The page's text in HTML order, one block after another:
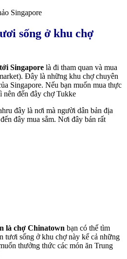
Singapore
sống ở khu chợ
Singapore là đi tham quan và mua
Đây là những khu chợ chuyên
Singapore. Nếu bạn muốn mua thực
nên đến đây chợ Tukke
đây là nơi mà người dân bản địa
đây mua sắm. Nơi đây bán rất
là chợ Chinatown bạn có thể tìm
tươi sống ở khu chợ này kể cả những
thưởng thức các món ăn Trung